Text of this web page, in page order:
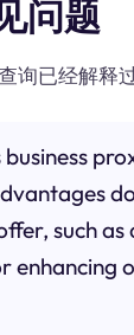
问题
询已经解释
business
such as
enhancing